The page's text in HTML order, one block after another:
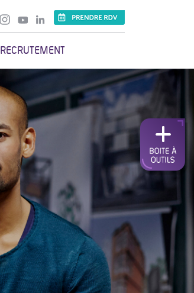
RECRUTEMENT